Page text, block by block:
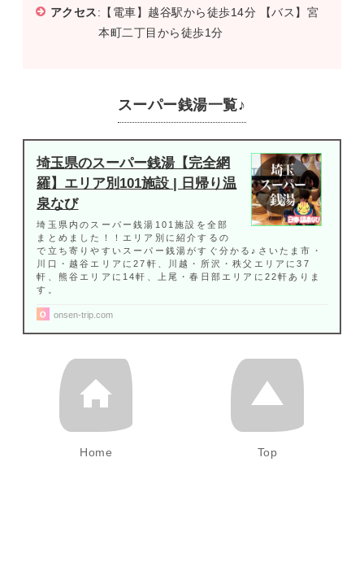
アクセス:【電車】越谷駅から徒歩14分 【バス】宮
本町二丁目から徒歩1分
スーパー銭湯一覧♪
埼玉県のスーパー銭湯【完全網
羅】エリア別101施設 | 日帰り温
泉なび
埼玉県内のスーパー銭湯101施設を全部
まとめました！！エリア別に紹介するの
で立ち寄りやすいスーパー銭湯がすぐ分かる♪さいたま市・
川口・越谷エリアに27軒、川越・所沢・秩父エリアに37
軒、熊谷エリアに14軒、上尾・春日部エリアに22軒ありま
す。
onsen-trip.com
Home Top